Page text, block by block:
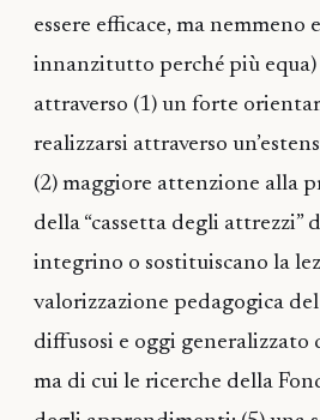
essere efficace, ma nemmeno
innanzitutto perché più
attraverso (1) un forte
realizzarsi attraverso
(2) maggiore attenzione alla
della “cassetta degli
integrino o sostituiscano la
valorizzazione pedagogica
diffusosi e oggi
ma di cui le ricerche della